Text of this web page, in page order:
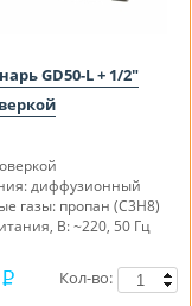
GD50-L + 1/2"
диффузионный
газы: пропан (C3H8)
В: ~220, 50 Гц
Кол-во: